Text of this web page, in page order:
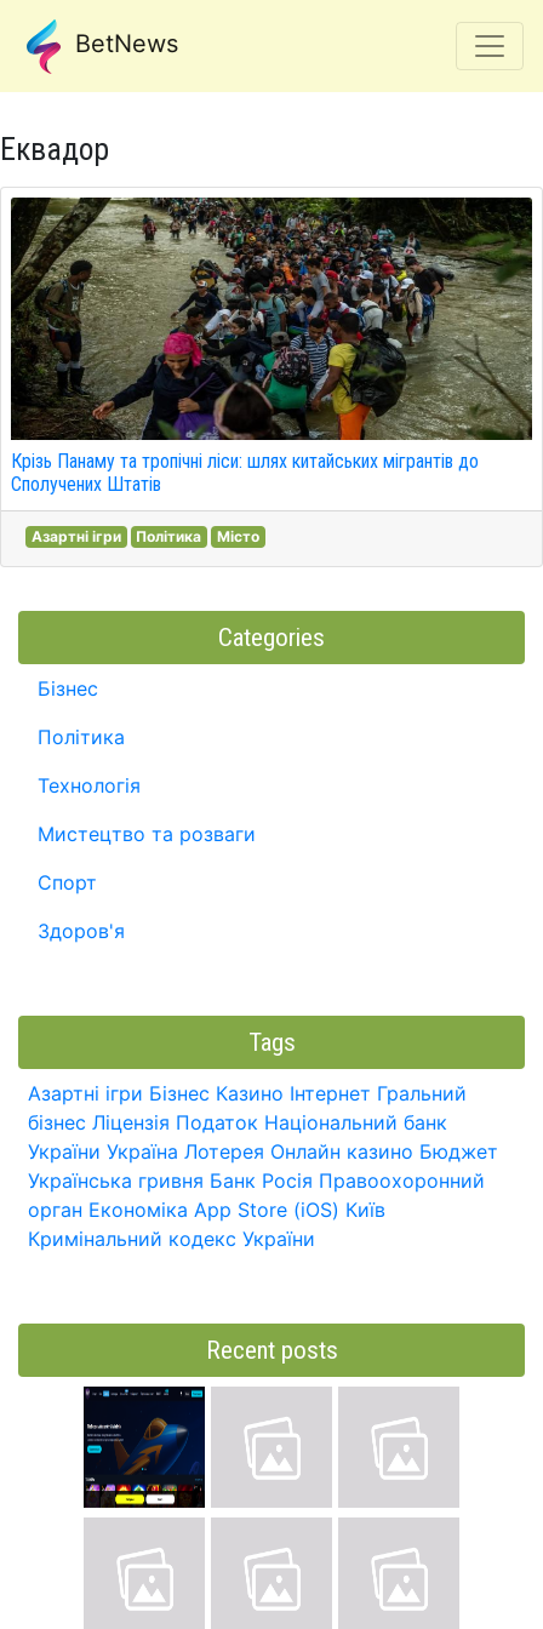
BetNews
Еквадор
Крізь Панаму та тропічні ліси: шлях китайських мігрантів до
Сполучених Штатів
Азартні ігри Політика Місто
Categories
Бізнес
Політика
Технологія
Мистецтво та розваги
Спорт
Здоров'я
Tags
Азартні ігри Бізнес Казино Інтернет Гральний
бізнес Ліцензія Податок Національний банк
України Україна Лотерея Онлайн казино Бюджет
Українська гривня Банк Росія Правоохоронний
орган Економіка App Store (iOS) Київ
Кримінальний кодекс України
Recent posts